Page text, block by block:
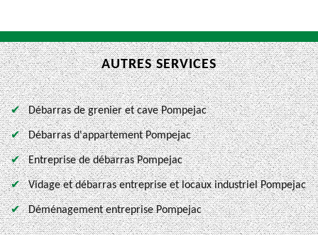
AUTRES SERVICES
Débarras de grenier et cave Pompejac
Débarras d'appartement Pompejac
Entreprise de débarras Pompejac
Vidage et débarras entreprise et locaux industriel Pompejac
Déménagement entreprise Pompejac